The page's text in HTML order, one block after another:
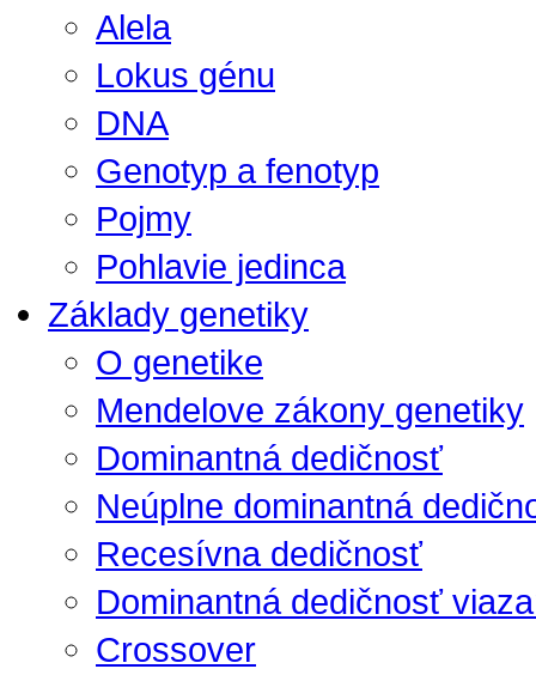
Alela
Lokus génu
DNA
Genotyp a fenotyp
Pojmy
Pohlavie jedinca
Základy genetiky
O genetike
Mendelove zákony genetiky
Dominantná dedičnosť
Neúplne dominantná
Recesívna dedičnosť
Dominantná dedičnosť
Crossover